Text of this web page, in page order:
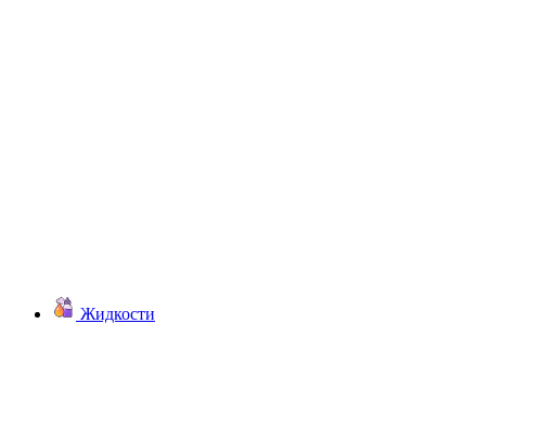
Жидкости